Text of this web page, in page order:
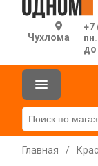
Чухлома
+7
до
Главная /